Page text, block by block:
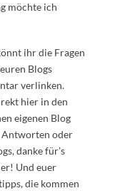
möchte ich
ihr die Fragen
Blogs
verlinken.
hier in den
eigenen Blog
Antworten oder
danke für’s
Und euer
die kommen